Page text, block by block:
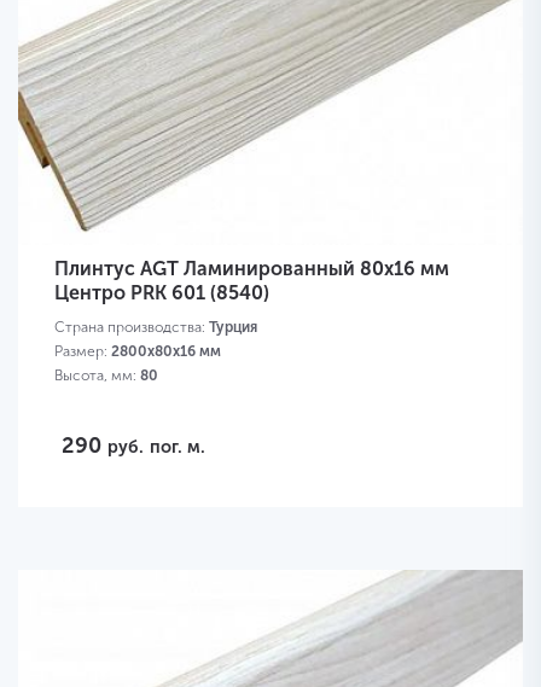
Плинтус AGT Ламинированный 80х16 мм
Центро PRK 601 (8540)
Страна производства: Турция
Размер: 2800х80х16 мм
Высота, мм: 80
290 руб. пог. м.